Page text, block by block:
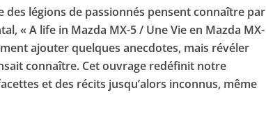
légions de passionnés pensent connaître par
« A life in Mazda MX-5 / Une Vie en Mazda MX-
ajouter quelques anecdotes, mais révéler
connaître. Cet ouvrage redéfinit notre
et des récits jusqu’alors inconnus, même